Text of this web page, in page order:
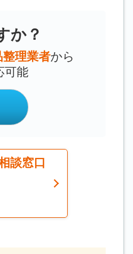
か？
理業者から
可能
談窓口